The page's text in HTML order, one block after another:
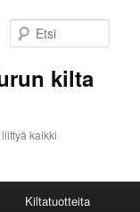
kilta
kaikki
Kiltatuotteita